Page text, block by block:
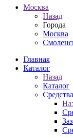
Москва
Назад
Города
Москва
Главная
Каталог
Назад
Каталог